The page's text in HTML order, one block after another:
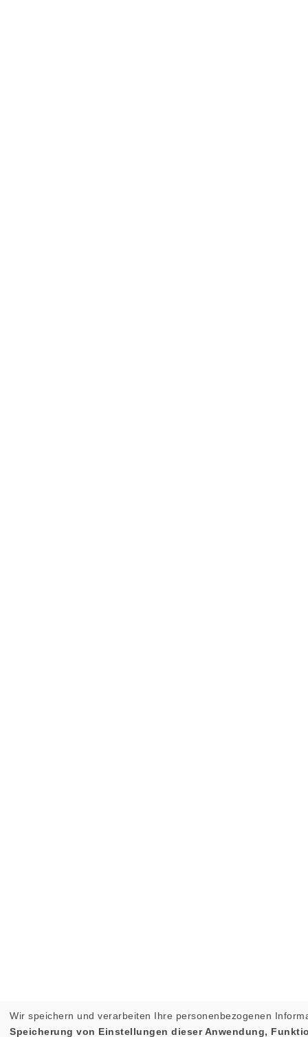
Wir speichern und verarbeiten Ihre personenbezogenen
Speicherung von Einstellungen dieser Anwendung,